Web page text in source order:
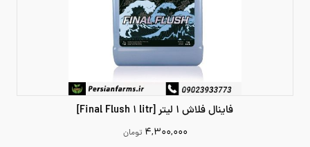
فاینال فلاش 1 لیتر [Final Flush 1 litr]
۴,۳۰۰,۰۰۰ تومان